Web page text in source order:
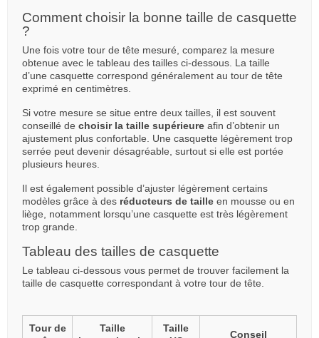
Comment choisir la bonne taille de casquette
?
Une fois votre tour de tête mesuré, comparez la mesure
obtenue avec le tableau des tailles ci-dessous. La taille
d’une casquette correspond généralement au tour de tête
exprimé en centimètres.
Si votre mesure se situe entre deux tailles, il est souvent
conseillé de choisir la taille supérieure afin d’obtenir un
ajustement plus confortable. Une casquette légèrement trop
serrée peut devenir désagréable, surtout si elle est portée
plusieurs heures.
Il est également possible d’ajuster légèrement certains
modèles grâce à des réducteurs de taille en mousse ou en
liège, notamment lorsqu’une casquette est très légèrement
trop grande.
Tableau des tailles de casquette
Le tableau ci-dessous vous permet de trouver facilement la
taille de casquette correspondant à votre tour de tête.
Tour de
Taille
Taille
Conseil